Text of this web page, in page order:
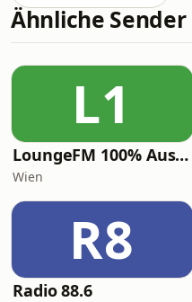
Ähnliche Sender
L1
LoungeFM 100% Austria
Wien
R8
Radio 88.6